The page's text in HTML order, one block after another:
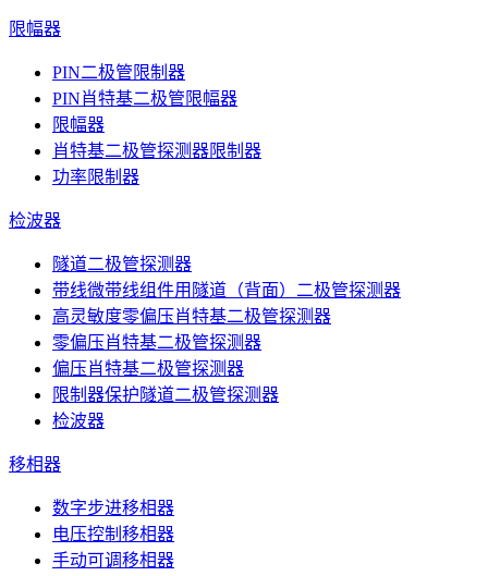
限幅器
PIN二极管限制器
PIN肖特基二极管限幅器
限幅器
肖特基二极管探测器限制器
功率限制器
检波器
隧道二极管探测器
带线微带线组件用隧道（背面）二极管探测器
高灵敏度零偏压肖特基二极管探测器
零偏压肖特基二极管探测器
偏压肖特基二极管探测器
限制器保护隧道二极管探测器
检波器
移相器
数字步进移相器
电压控制移相器
手动可调移相器